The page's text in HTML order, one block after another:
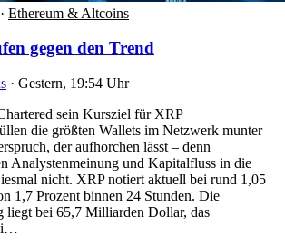
· Ethereum & Altcoins
gegen den Trend
· Gestern, 19:54 Uhr
sein Kursziel für XRP
die größten Wallets im Netzwerk munter
der aufhorchen lässt – denn
Analystenmeinung und Kapitalfluss in die
nicht. XRP notiert aktuell bei rund 1,05
1,7 Prozent binnen 24 Stunden. Die
liegt bei 65,7 Milliarden Dollar, das